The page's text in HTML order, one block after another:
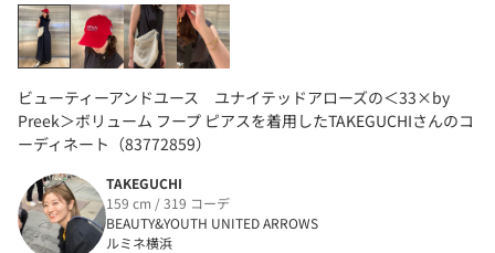
ビューティーアンドユース ユナイテッドアローズの＜33×by
Preek＞ボリューム フープ ピアスを着用したTAKEGUCHIさんのコ
ーディネート（83772859）
TAKEGUCHI
159 cm / 319 コーデ
BEAUTY&YOUTH UNITED ARROWS
ルミネ横浜